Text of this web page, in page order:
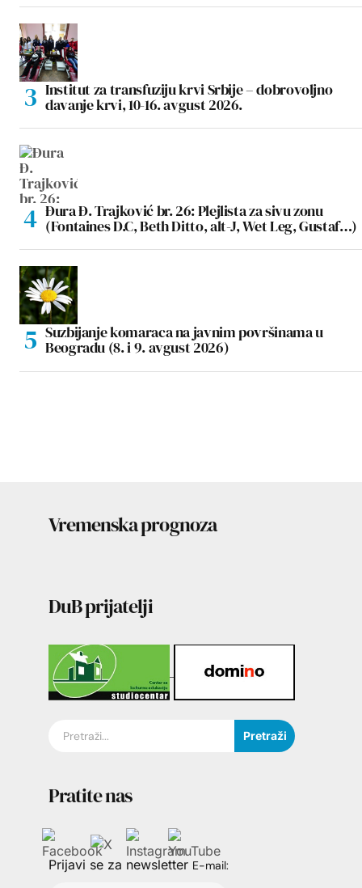
Institut za transfuziju krvi Srbije – dobrovoljno
davanje krvi, 10-16. avgust 2026.
Đura Đ. Trajković br. 26: Plejlista za sivu zonu
(Fontaines D.C, Beth Ditto, alt-J, Wet Leg, Gustaf…)
Suzbijanje komaraca na javnim površinama u
Beogradu (8. i 9. avgust 2026)
Vremenska prognoza
DuB prijatelji
Pretraži
Pratite nas
Prijavi se za newsletter E-mail: